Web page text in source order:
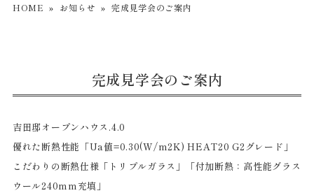
HOME » お知らせ » 完成見学会のご案内
完成見学会のご案内
吉田邸オープンハウス.4.0
優れた断熱性能「Ua値=0.30(W/m2K) HEAT20 G2グレード」
こだわりの断熱仕様「トリプルガラス」「付加断熱：高性能グラス
ウール240mm充填」